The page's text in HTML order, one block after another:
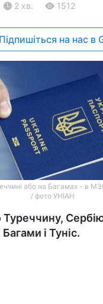
2 хв. 1512
Підпишіться на нас в
або на Багамах - в
/ фото УНІАН
і Туніс.